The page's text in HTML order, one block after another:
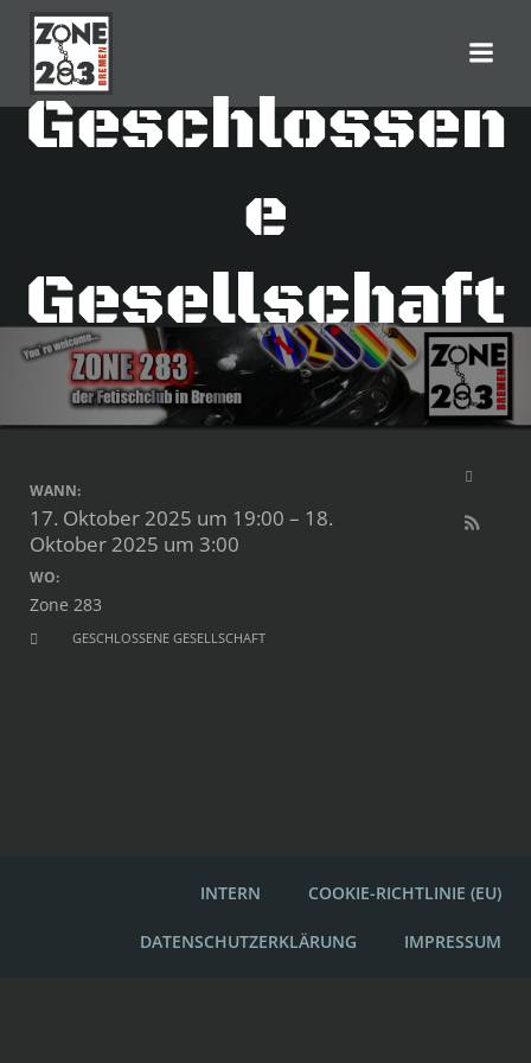
Geschlossen
e
Gesellschaft
WANN:
17. Oktober 2025 um 19:00 – 18.
Oktober 2025 um 3:00
WO:
Zone 283
GESCHLOSSENE GESELLSCHAFT
INTERN COOKIE-RICHTLINIE (EU)
DATENSCHUTZERKLÄRUNG IMPRESSUM